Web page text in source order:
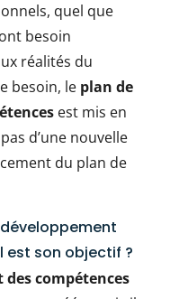
quel que
besoin
réalités du
besoin, le plan de
est mis en
d’une nouvelle
du plan de
est son objectif ?
compétences